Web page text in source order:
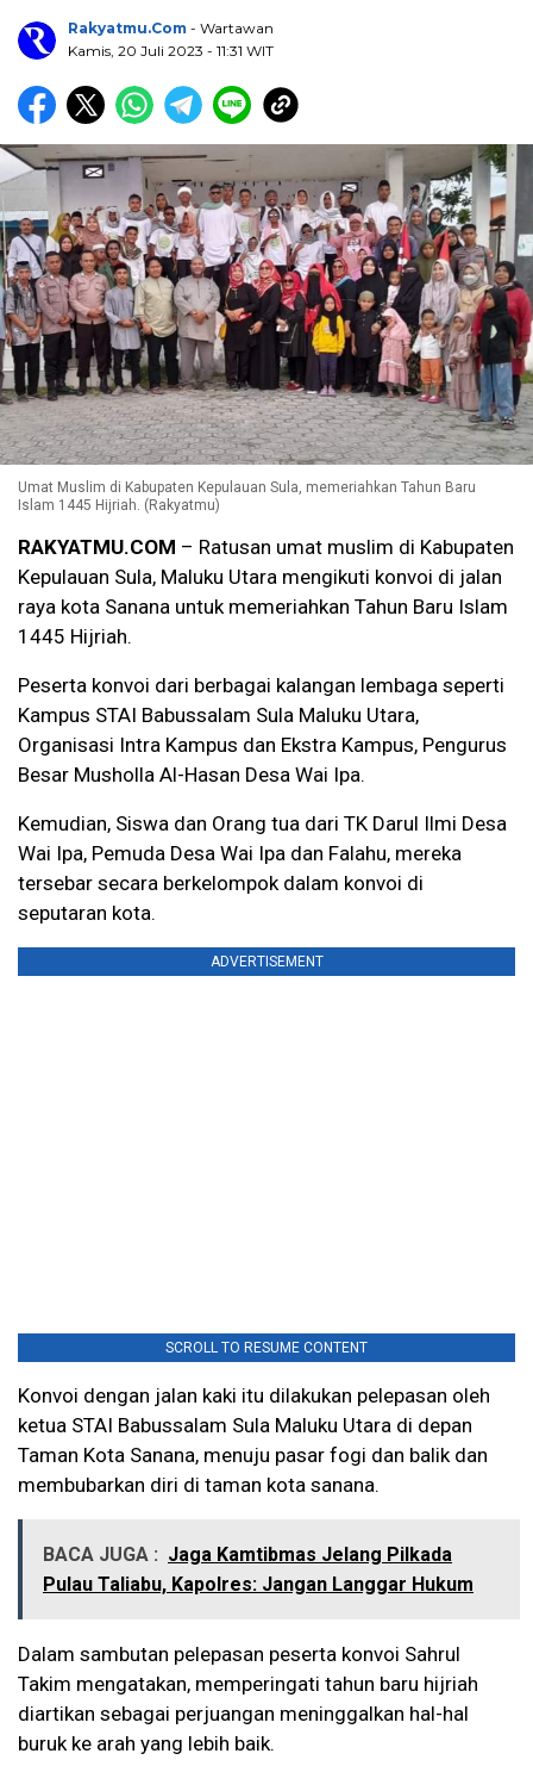
Rakyatmu.com - Wartawan
Kamis, 20 Juli 2023 - 11:31 WIT
Umat Muslim di Kabupaten Kepulauan Sula, memeriahkan Tahun Baru
Islam 1445 Hijriah. (Rakyatmu)
RAKYATMU.COM – Ratusan umat muslim di Kabupaten
Kepulauan Sula, Maluku Utara mengikuti konvoi di jalan
raya kota Sanana untuk memeriahkan Tahun Baru Islam
1445 Hijriah.
Peserta konvoi dari berbagai kalangan lembaga seperti
Kampus STAI Babussalam Sula Maluku Utara,
Organisasi Intra Kampus dan Ekstra Kampus, Pengurus
Besar Musholla Al-Hasan Desa Wai Ipa.
Kemudian, Siswa dan Orang tua dari TK Darul Ilmi Desa
Wai Ipa, Pemuda Desa Wai Ipa dan Falahu, mereka
tersebar secara berkelompok dalam konvoi di
seputaran kota.
ADVERTISEMENT
SCROLL TO RESUME CONTENT
Konvoi dengan jalan kaki itu dilakukan pelepasan oleh
ketua STAI Babussalam Sula Maluku Utara di depan
Taman Kota Sanana, menuju pasar fogi dan balik dan
membubarkan diri di taman kota sanana.
BACA JUGA : Jaga Kamtibmas Jelang Pilkada
Pulau Taliabu, Kapolres: Jangan Langgar Hukum
Dalam sambutan pelepasan peserta konvoi Sahrul
Takim mengatakan, memperingati tahun baru hijriah
diartikan sebagai perjuangan meninggalkan hal-hal
buruk ke arah yang lebih baik.